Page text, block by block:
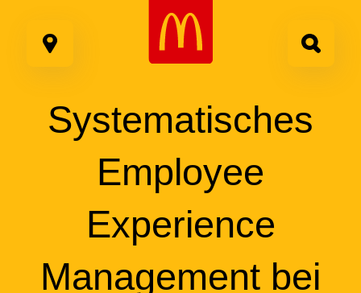
springen
Systematisches
Employee
Experience
Management bei